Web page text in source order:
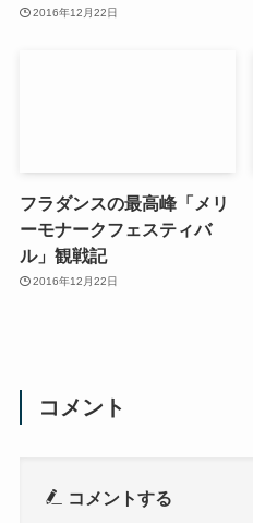
2016年12月22日
フラダンスの最高峰「メリ
ーモナークフェスティバ
ル」観戦記
2016年12月22日
コメント
コメントする